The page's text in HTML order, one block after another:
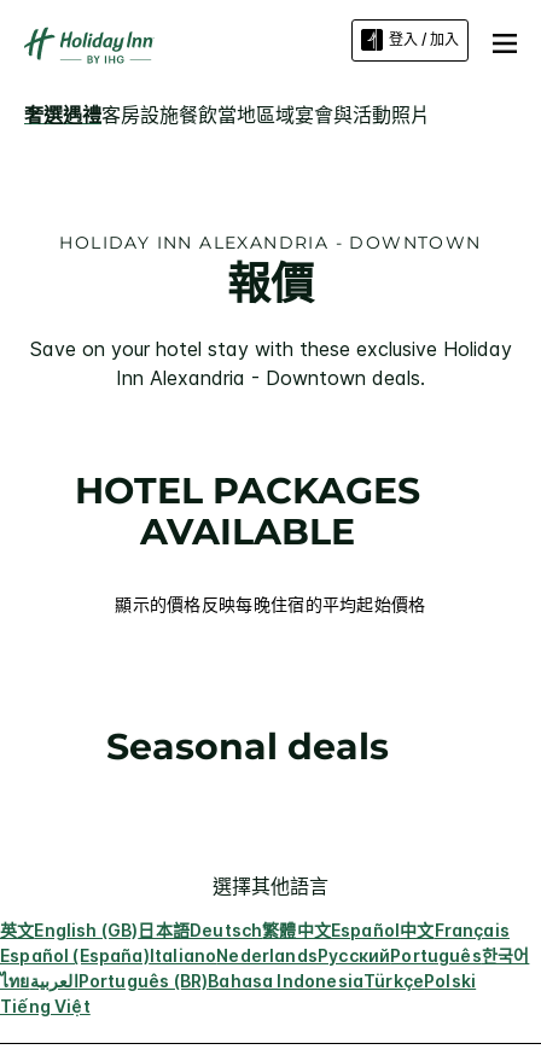
登入 / 加入
奢選遇禮客房設施餐飲當地區域宴會與活動照片
HOLIDAY INN ALEXANDRIA - DOWNTOWN
報價
Save on your hotel stay with these exclusive Holiday
Inn Alexandria - Downtown deals.
HOTEL PACKAGES
AVAILABLE
顯示的價格反映每晚住宿的平均起始價格
Seasonal deals
選擇其他語言
英文English (GB)日本語Deutsch繁體中文Español中文Français
Español (España)ItalianoNederlandsРусскийPortuguês한국어
ไทยالعربيةPortuguês (BR)Bahasa IndonesiaTürkçePolski
Tiếng Việt